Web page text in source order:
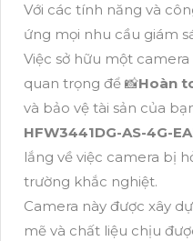
Với các tính năng và
ứng mọi nhu cầu giám
Việc sở hữu một
quan trọng để 📸Hoàn
và bảo vệ tài sản của
HFW3441DG-AS-4G-
lắng về việc camera bị
trường khắc nghiệt.
Camera này được xây
mẽ và chất liệu chịu